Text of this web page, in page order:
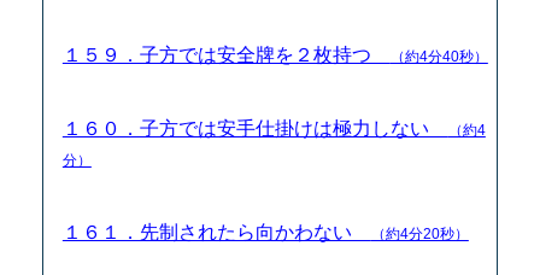
１５９．子方では安全牌を２枚持つ （約4分40秒）
１６０．子方では安手仕掛けは極力しない
（約4
分）
１６１．先制されたら向かわない （約4分20秒）